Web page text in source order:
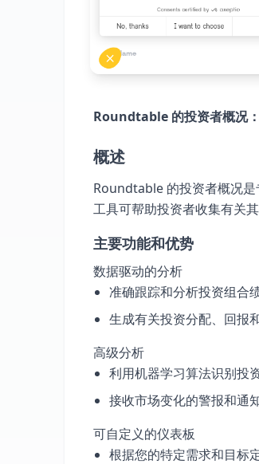
Roundtable 的投资者概况
概述
Roundtable 的投资者概况
工具可帮助投资者收集有关
主要功能和优势
数据驱动的分析
准确跟踪和分析投资组合
生成有关投资分配、回报
高级分析
利用机器学习算法识别投
接收市场变化的警报和通
可自定义的仪表板
根据您的特定需求和目标